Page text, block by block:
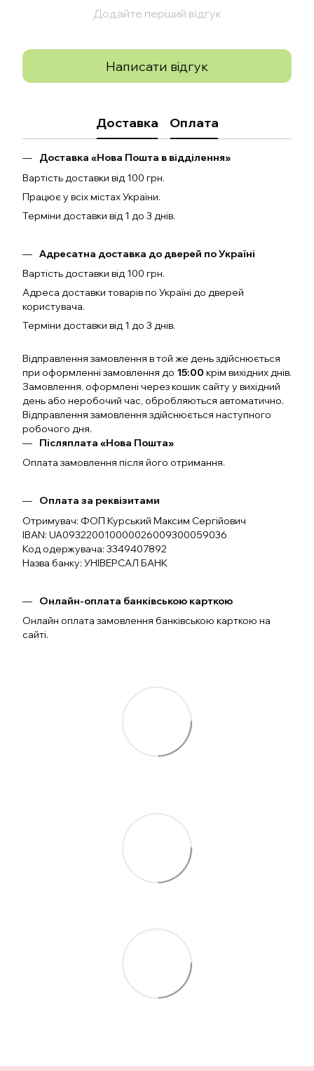
Додайте перший відгук
Написати відгук
Доставка Оплата
Доставка «Нова Пошта в відділення»
Вартість доставки від 100 грн.
Працює у всіх містах України.
Терміни доставки від 1 до 3 днів.
Адресатна доставка до дверей по Україні
Вартість доставки від 100 грн.
Адреса доставки товарів по Україні до дверей
користувача.
Терміни доставки від 1 до 3 днів.
Відправлення замовлення в той же день здійснюється
при оформленні замовлення до 15:00 крім вихідних днів.
Замовлення, оформлені через кошик сайту у вихідний
день або неробочий час, обробляються автоматично.
Відправлення замовлення здійснюється наступного
робочого дня.
Післяплата «Нова Пошта»
Оплата замовлення після його отримання.
Оплата за реквізитами
Отримувач: ФОП Курський Максим Сергійович
IBAN: UA093220010000026009300059036
Код одержувача: 3349407892
Назва банку: УНІВЕРСАЛ БАНК
Онлайн-оплата банківською карткою
Онлайн оплата замовлення банківською карткою на
сайті.